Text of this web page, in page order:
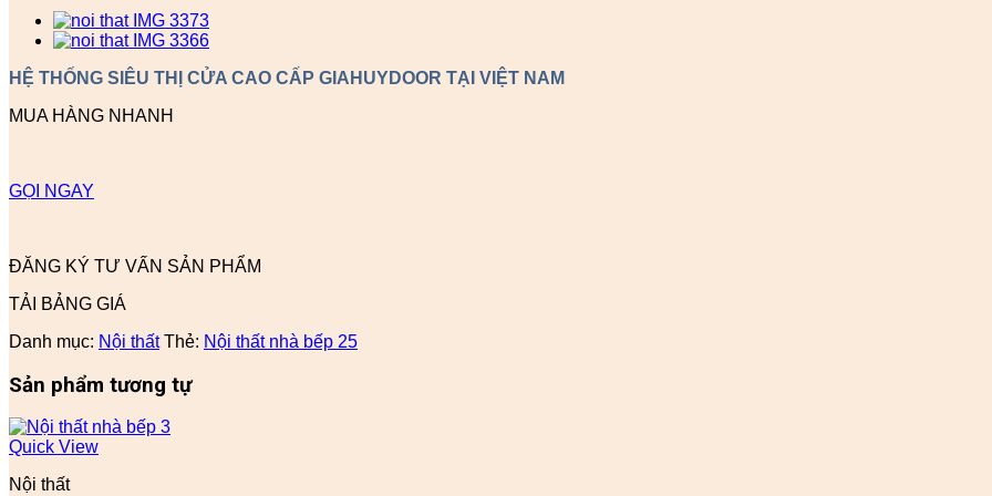
HỆ THỐNG SIÊU THỊ CỬA CAO CẤP GIAHUYDOOR TẠI VIỆT NAM
MUA HÀNG NHANH
GỌI NGAY
ĐĂNG KÝ TƯ VẤN SẢN PHẨM
TẢI BẢNG GIÁ
Danh mục: Nội thất Thẻ: Nội thất nhà bếp 25
Sản phẩm tương tự
Quick View
Nội thất